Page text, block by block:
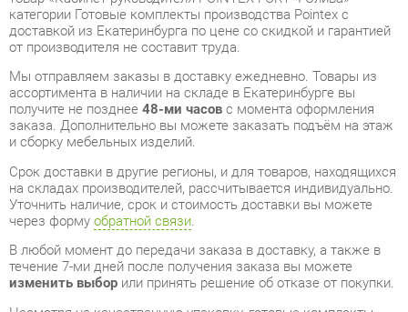
Мы отправляем заказы в доставку ежедневно. Товары из
ассортимента в наличии на складе в Екатеринбурге вы
получите не позднее48-ми часовс момента оформления
и сборку мебельных изделий.
Срок доставки в другие регионы, и для товаров, находящихся
на складах производителей, рассчитывается индивидуально.
Уточнить наличие, срок и стоимость доставки вы можете
В любой момент до передачи заказа в доставку, а также в
течение 7-ми дней после получения заказа вы можете
изменить выборили принять решение об отказе от покупки.
Несмотря на качественную упаковку, готовые комплекты
могут быть повреждены при транспортировке. Если Вы
заметили дефект при приёме - мы заменим поврежденную
Повторная доставка товара -